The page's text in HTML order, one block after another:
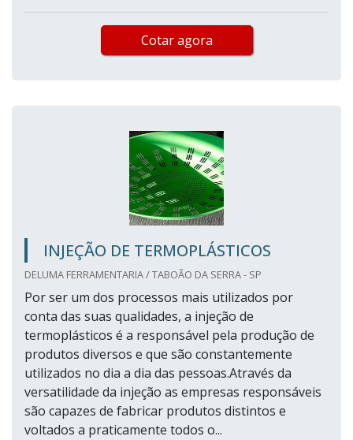
Cotar agora
INJEÇÃO DE TERMOPLÁSTICOS
DELUMA FERRAMENTARIA / TABOÃO DA SERRA - SP
Por ser um dos processos mais utilizados por
conta das suas qualidades, a injeção de
termoplásticos é a responsável pela produção de
produtos diversos e que são constantemente
utilizados no dia a dia das pessoas.Através da
versatilidade da injeção as empresas responsáveis
são capazes de fabricar produtos distintos e
voltados a praticamente todos o...